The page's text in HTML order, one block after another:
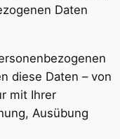
Daten
diese Daten – von
mit Ihrer
Ausübung